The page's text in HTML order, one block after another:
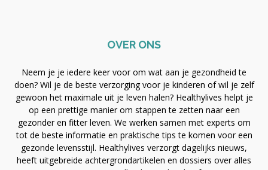
OVER ONS
Neem je je iedere keer voor om wat aan je gezondheid te
doen? Wil je de beste verzorging voor je kinderen of wil je zelf
gewoon het maximale uit je leven halen? Healthylives helpt je
op een prettige manier om stappen te zetten naar een
gezonder en fitter leven. We werken samen met experts om
tot de beste informatie en praktische tips te komen voor een
gezonde levensstijl. Healthylives verzorgt dagelijks nieuws,
heeft uitgebreide achtergrondartikelen en dossiers over alles